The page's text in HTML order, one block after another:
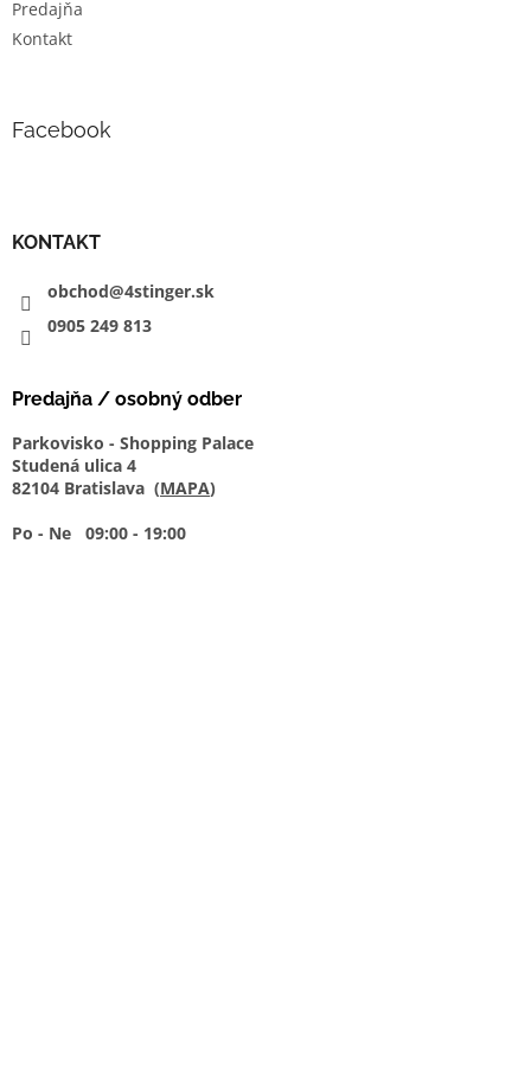
Predajňa
Kontakt
Facebook
KONTAKT
obchod@4stinger.sk
0905 249 813
Predajňa / osobný odber
Parkovisko - Shopping Palace
Studená ulica 4
82104 Bratislava (MAPA)
Po - Ne 09:00 - 19:00